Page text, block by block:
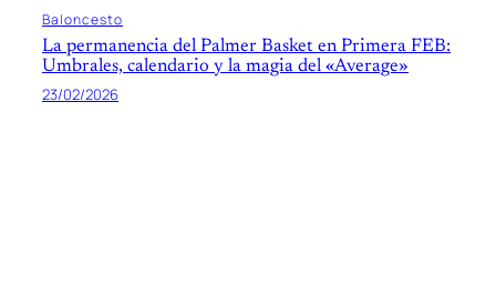
Baloncesto
La permanencia del Palmer Basket en Primera FEB:
Umbrales, calendario y la magia del «Average»
23/02/2026